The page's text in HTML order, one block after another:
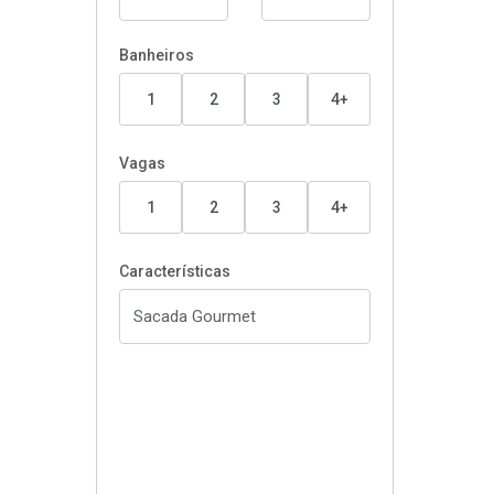
Banheiros
1 2 3 4+
Vagas
1 2 3 4+
Características